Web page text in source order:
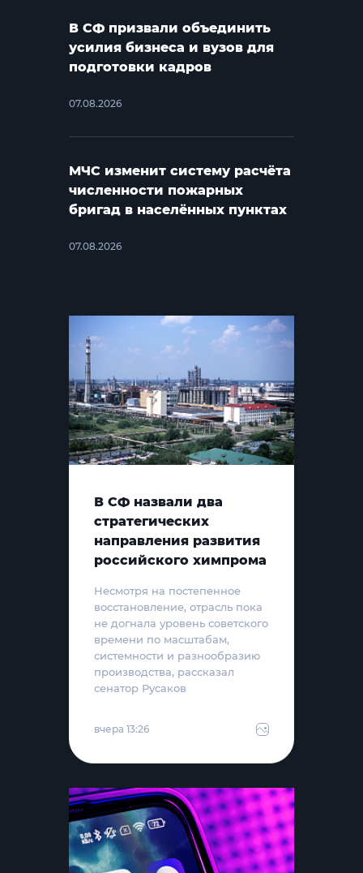
В СФ призвали объединить
усилия бизнеса и вузов для
подготовки кадров
07.08.2026
МЧС изменит систему расчёта
численности пожарных
бригад в населённых пунктах
07.08.2026
В СФ назвали два
стратегических
направления развития
российского химпрома
Несмотря на постепенное
восстановление, отрасль пока
не догнала уровень советского
времени по масштабам,
системности и разнообразию
производства, рассказал
сенатор Русаков
вчера 13:26